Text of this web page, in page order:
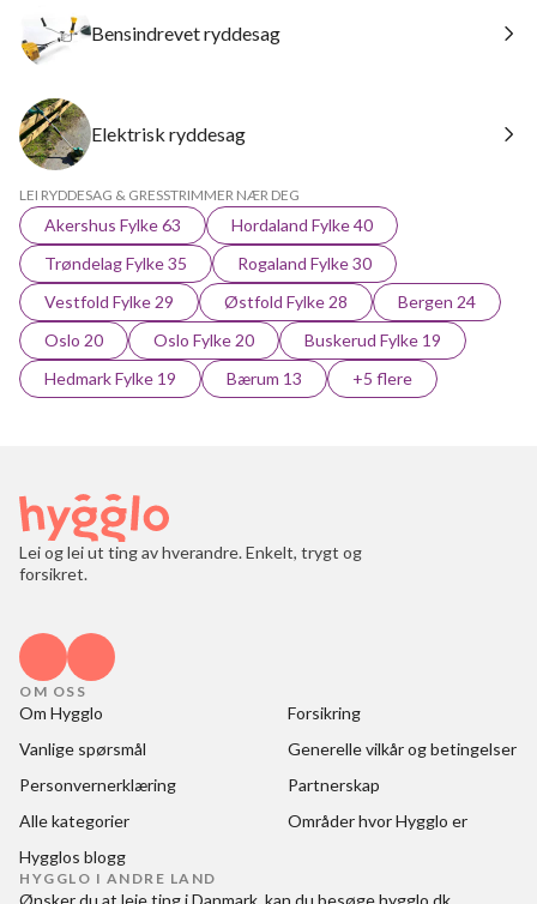
Bensindrevet ryddesag
Elektrisk ryddesag
LEI RYDDESAG & GRESSTRIMMER NÆR DEG
Akershus Fylke 63
Hordaland Fylke 40
Trøndelag Fylke 35
Rogaland Fylke 30
Vestfold Fylke 29
Østfold Fylke 28
Bergen 24
Oslo 20
Oslo Fylke 20
Buskerud Fylke 19
Hedmark Fylke 19
Bærum 13 +5 flere
Lei og lei ut ting av hverandre. Enkelt, trygt og
forsikret.
OM OSS
Om Hygglo
Forsikring
Vanlige spørsmål
Generelle vilkår og betingelser
Personvernerklæring
Partnerskap
Alle kategorier
Områder hvor Hygglo er
Hygglos blogg
HYGGLO I ANDRE LAND
Ønsker du at leje ting i Danmark , kan du besøgehygglo.dk